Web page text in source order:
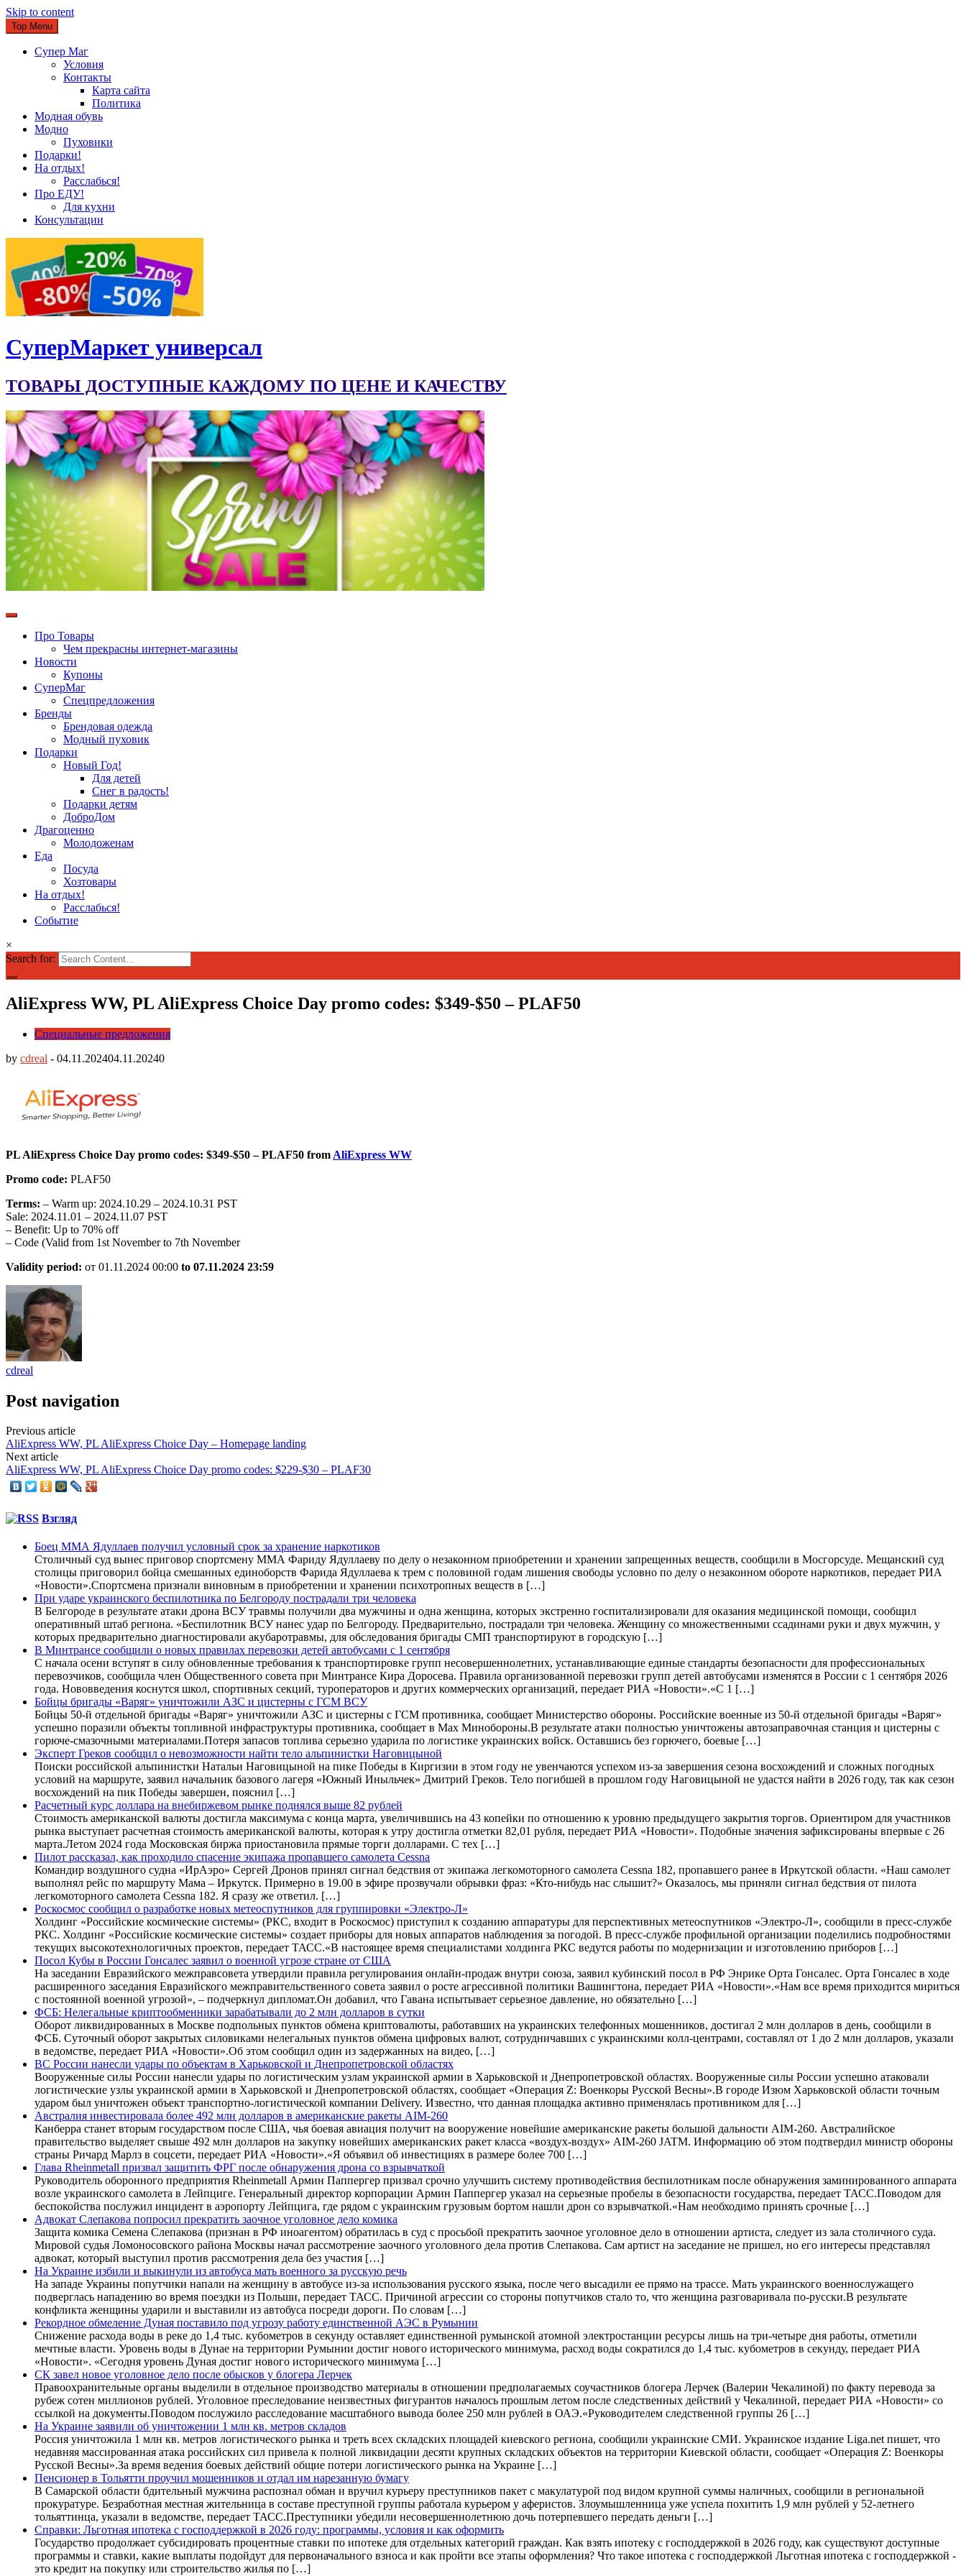
Skip to content
Top Menu
Супер Маг
Условия
Контакты
Карта сайта
Политика
Модная обувь
Модно
Пуховики
Подарки!
На отдых!
Расслабься!
Про ЕДУ!
Для кухни
Консультации
CуперМаркет универсал
ТОВАРЫ ДОСТУПНЫЕ КАЖДОМУ ПО ЦЕНЕ И КАЧЕСТВУ
Про Товары
Чем прекрасны интернет-магазины
Новости
Купоны
СуперМаг
Спецпредложения
Бренды
Брендовая одежда
Модный пуховик
Подарки
Новый Год!
Для детей
Снег в радость!
Подарки детям
ДоброДом
Драгоценно
Молодоженам
Еда
Посуда
Хозтовары
На отдых!
Расслабься!
Событие
×
Search for:
AliExpress WW, PL AliExpress Choice Day promo codes: $349-$50 – PLAF50
Специальные предложения
by cdreal - 04.11.202404.11.20240
PL AliExpress Choice Day promo codes: $349-$50 – PLAF50 from AliExpress WW
Promo code: PLAF50
Terms: – Warm up: 2024.10.29 – 2024.10.31 PST
Sale: 2024.11.01 – 2024.11.07 PST
– Benefit: Up to 70% off
– Code (Valid from 1st November to 7th November
Validity period: от 01.11.2024 00:00 to 07.11.2024 23:59
cdreal
Post navigation
Previous article
AliExpress WW, PL AliExpress Choice Day – Homepage landing
Next article
AliExpress WW, PL AliExpress Choice Day promo codes: $229-$30 – PLAF30
Взгляд
Боец ММА Ядуллаев получил условный срок за хранение наркотиков
Столичный суд вынес приговор спортсмену ММА Фариду Ядуллаеву по делу о незаконном приобретении и хранении запрещенных веществ, сообщили в Мосгорсуде. Мещанский суд
столицы приговорил бойца смешанных единоборств Фарида Ядуллаева к трем с половиной годам лишения свободы условно по делу о незаконном обороте наркотиков, передает РИА
«Новости».Спортсмена признали виновным в приобретении и хранении психотропных веществ в […]
При ударе украинского беспилотника по Белгороду пострадали три человека
В Белгороде в результате атаки дрона ВСУ травмы получили два мужчины и одна женщина, которых экстренно госпитализировали для оказания медицинской помощи, сообщил
оперативный штаб региона. «Беспилотник ВСУ нанес удар по Белгороду. Предварительно, пострадали три человека. Женщину со множественными ссадинами руки и двух мужчин, у
которых предварительно диагностировали акубаротравмы, для обследования бригады СМП транспортируют в городскую […]
В Минтрансе сообщили о новых правилах перевозки детей автобусами с 1 сентября
С начала осени вступят в силу обновленные требования к транспортировке групп несовершеннолетних, устанавливающие единые стандарты безопасности для профессиональных
перевозчиков, сообщила член Общественного совета при Минтрансе Кира Доросева. Правила организованной перевозки групп детей автобусами изменятся в России с 1 сентября 2026
года. Нововведения коснутся школ, спортивных секций, туроператоров и других коммерческих организаций, передает РИА «Новости».«С 1 […]
Бойцы бригады «Варяг» уничтожили АЗС и цистерны с ГСМ ВСУ
Бойцы 50-й отдельной бригады «Варяг» уничтожили АЗС и цистерны с ГСМ противника, сообщает Министерство обороны. Российские военные из 50-й отдельной бригады «Варяг»
успешно поразили объекты топливной инфраструктуры противника, сообщает в Max Минобороны.В результате атаки полностью уничтожены автозаправочная станция и цистерны с
горюче-смазочными материалами.Потеря запасов топлива серьезно ударила по логистике украинских войск. Оставшись без горючего, боевые […]
Эксперт Греков сообщил о невозможности найти тело альпинистки Наговицыной
Поиски российской альпинистки Натальи Наговицыной на пике Победы в Киргизии в этом году не увенчаются успехом из-за завершения сезона восхождений и сложных погодных
условий на маршруте, заявил начальник базового лагеря «Южный Иныльчек» Дмитрий Греков. Тело погибшей в прошлом году Наговицыной не удастся найти в 2026 году, так как сезон
восхождений на пик Победы завершен, пояснил […]
Расчетный курс доллара на внебиржевом рынке поднялся выше 82 рублей
Стоимость американской валюты достигла максимума с конца марта, увеличившись на 43 копейки по отношению к уровню предыдущего закрытия торгов. Ориентиром для участников
рынка выступает расчетная стоимость американской валюты, которая к утру достигла отметки 82,01 рубля, передает РИА «Новости». Подобные значения зафиксированы впервые с 26
марта.Летом 2024 года Московская биржа приостановила прямые торги долларами. С тех […]
Пилот рассказал, как проходило спасение экипажа пропавшего самолета Cessna
Командир воздушного судна «ИрАэро» Сергей Дронов принял сигнал бедствия от экипажа легкомоторного самолета Cessna 182, пропавшего ранее в Иркутской области. «Наш самолет
выполнял рейс по маршруту Мама – Иркутск. Примерно в 19.00 в эфире прозвучали обрывки фраз: «Кто-нибудь нас слышит?» Оказалось, мы приняли сигнал бедствия от пилота
легкомоторного самолета Cessna 182. Я сразу же ответил. […]
Роскосмос сообщил о разработке новых метеоспутников для группировки «Электро-Л»
Холдинг «Российские космические системы» (РКС, входит в Роскосмос) приступил к созданию аппаратуры для перспективных метеоспутников «Электро-Л», сообщили в пресс-службе
РКС. Холдинг «Российские космические системы» создает приборы для новых аппаратов наблюдения за погодой. В пресс-службе профильной организации поделились подробностями
текущих высокотехнологичных проектов, передает ТАСС.«В настоящее время специалистами холдинга РКС ведутся работы по модернизации и изготовлению приборов […]
Посол Кубы в России Гонсалес заявил о военной угрозе стране от США
На заседании Евразийского межправсовета утвердили правила регулирования онлайн-продаж внутри союза, заявил кубинский посол в РФ Энрике Орта Гонсалес. Орта Гонсалес в ходе
расширенного заседания Евразийского межправительственного совета заявил о росте агрессивной политики Вашингтона, передает РИА «Новости».«Нам все время приходится мириться
с постоянной военной угрозой», – подчеркнул дипломат.Он добавил, что Гавана испытывает серьезное давление, но обязательно […]
ФСБ: Нелегальные криптообменники зарабатывали до 2 млн долларов в сутки
Оборот ликвидированных в Москве подпольных пунктов обмена криптовалюты, работавших на украинских телефонных мошенников, достигал 2 млн долларов в день, сообщили в
ФСБ. Суточный оборот закрытых силовиками нелегальных пунктов обмена цифровых валют, сотрудничавших с украинскими колл-центрами, составлял от 1 до 2 млн долларов, указали
в ведомстве, передает РИА «Новости».Об этом сообщил один из задержанных на видео, […]
ВС России нанесли удары по объектам в Харьковской и Днепропетровской областях
Вооруженные силы России нанесли удары по логистическим узлам украинской армии в Харьковской и Днепропетровской областях. Вооруженные силы России успешно атаковали
логистические узлы украинской армии в Харьковской и Днепропетровской областях, сообщает «Операция Z: Военкоры Русской Весны».В городе Изюм Харьковской области точным
ударом был уничтожен объект транспортно-логистической компании Delivery. Известно, что данная площадка активно применялась противником для […]
Австралия инвестировала более 492 млн долларов в американские ракеты AIM-260
Канберра станет вторым государством после США, чья боевая авиация получит на вооружение новейшие американские ракеты большой дальности AIM-260. Австралийское
правительство выделяет свыше 492 млн долларов на закупку новейших американских ракет класса «воздух-воздух» AIM-260 JATM. Информацию об этом подтвердил министр обороны
страны Ричард Марлз в соцсети, передает РИА «Новости».«Я объявил об инвестициях в размере более 700 […]
Глава Rheinmetall призвал защитить ФРГ после обнаружения дрона со взрывчаткой
Руководитель оборонного предприятия Rheinmetall Армин Паппергер призвал срочно улучшить систему противодействия беспилотникам после обнаружения заминированного аппарата
возле украинского самолета в Лейпциге. Генеральный директор корпорации Армин Паппергер указал на серьезные пробелы в безопасности государства, передает ТАСС.Поводом для
беспокойства послужил инцидент в аэропорту Лейпцига, где рядом с украинским грузовым бортом нашли дрон со взрывчаткой.«Нам необходимо принять срочные […]
Адвокат Слепакова попросил прекратить заочное уголовное дело комика
Защита комика Семена Слепакова (признан в РФ иноагентом) обратилась в суд с просьбой прекратить заочное уголовное дело в отношении артиста, следует из зала столичного суда.
Мировой судья Ломоносовского района Москвы начал рассмотрение заочного уголовного дела против Слепакова. Сам артист на заседание не пришел, но его интересы представлял
адвокат, который выступил против рассмотрения дела без участия […]
На Украине избили и выкинули из автобуса мать военного за русскую речь
На западе Украины попутчики напали на женщину в автобусе из-за использования русского языка, после чего высадили ее прямо на трассе. Мать украинского военнослужащего
подверглась нападению во время поездки из Польши, передает ТАСС. Причиной агрессии со стороны попутчиков стало то, что женщина разговаривала по-русски.В результате
конфликта женщины ударили и выставили из автобуса посреди дороги. По словам […]
Рекордное обмеление Дуная поставило под угрозу работу единственной АЭС в Румынии
Снижение расхода воды в реке до 1,4 тыс. кубометров в секунду оставляет единственной румынской атомной электростанции ресурсы лишь на три-четыре дня работы, отметили
мечтные власти. Уровень воды в Дунае на территории Румынии достиг нового исторического минимума, расход воды сократился до 1,4 тыс. кубометров в секунду, передает РИА
«Новости». «Сегодня уровень Дуная достиг нового исторического минимума […]
СК завел новое уголовное дело после обысков у блогера Лерчек
Правоохранительные органы выделили в отдельное производство материалы в отношении предполагаемых соучастников блогера Лерчек (Валерии Чекалиной) по факту перевода за
рубеж сотен миллионов рублей. Уголовное преследование неизвестных фигурантов началось прошлым летом после следственных действий у Чекалиной, передает РИА «Новости» со
ссылкой на документы.Поводом послужило расследование масштабного вывода более 250 млн рублей в ОАЭ.«Руководителем следственной группы 26 […]
На Украине заявили об уничтожении 1 млн кв. метров складов
Россия уничтожила 1 млн кв. метров логистического рынка и треть всех складских площадей киевского региона, сообщили украинские СМИ. Украинское издание Liga.net пишет, что
недавняя массированная атака российских сил привела к полной ликвидации десяти крупных складских объектов на территории Киевской области, сообщает «Операция Z: Военкоры
Русской Весны».За время ведения боевых действий общие потери логистического рынка на Украине […]
Пенсионер в Тольятти проучил мошенников и отдал им нарезанную бумагу
В Самарской области бдительный мужчина распознал обман и вручил курьеру преступников пакет с макулатурой под видом крупной суммы наличных, сообщили в региональной
прокуратуре. Безработная местная жительница в составе преступной группы работала курьером у аферистов. Злоумышленница уже успела похитить 1,9 млн рублей у 52-летнего
тольяттинца, указали в ведомстве, передает ТАСС.Преступники убедили несовершеннолетнюю дочь потерпевшего передать деньги […]
Справки: Льготная ипотека с господдержкой в 2026 году: программы, условия и как оформить
Государство продолжает субсидировать процентные ставки по ипотеке для отдельных категорий граждан. Как взять ипотеку с господдержкой в 2026 году, как существуют доступные
программы и ставки, какие выплаты подойдут для первоначального взноса и как пройти все этапы оформления? Что такое ипотека с господдержкой Льготная ипотека с господдержкой -
это кредит на покупку или строительство жилья по […]